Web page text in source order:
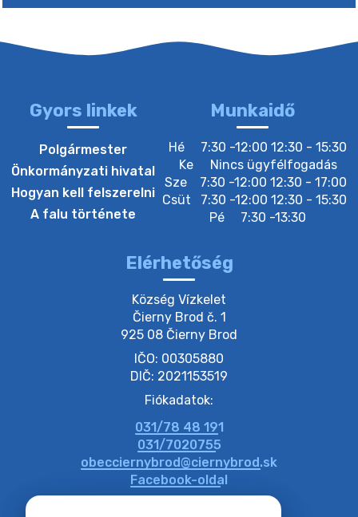
2. augusztus 2026 15:30
3. augusztus 2026 05:00
20. július 2026 12:38
20. július 2026 11:53
Gyors linkek
Polgármester
Önkormányzati hivatal
Hogyan kell felszerelni
A falu története
Munkaidő
Hé
7:30 -12:00 12:30 - 15:30
Ke
Nincs ügyfélfogadás
Sze
7:30 -12:00 12:30 - 17:00
Csüt
7:30 -12:00 12:30 - 15:30
Pé
7:30 -13:30
Elérhetőség
Község Vízkelet
Čierny Brod č. 1
925 08 Čierny Brod
IČO: 00305880
DIČ: 2021153519
Fiókadatok:
031/78 48 191
031/7020755
obecciernybrod@ciernybrod.sk
Facebook-oldal